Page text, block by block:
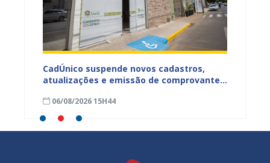
CadÚnico suspende novos cadastros,
atualizações e emissão de comprovantes
06/08/2026 15H44